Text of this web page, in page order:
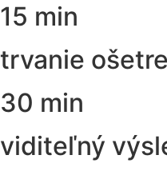
15 min
trvanie
30 min
viditeľný